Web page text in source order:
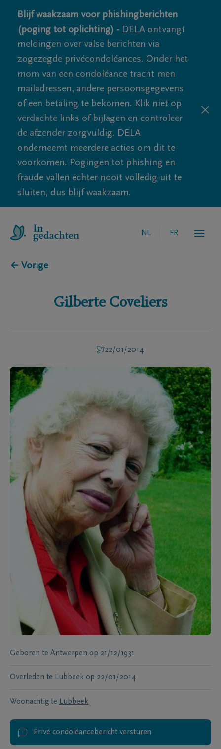
Blijf waakzaam voor phishingberichten
(poging tot oplichting) - DELA ontvangt
meldingen over valse berichten via
zogezegde privécondoléances. Onder het
mom van een condoléance tracht men
mailadressen, andere persoonsgegevens
of een betaling te bekomen. Klik niet op
verdachte links of bijlagen en controleer
de afzender zorgvuldig. DELA
onderneemt meerdere acties om dit te
voorkomen. Pogingen tot phishing en
fraude vallen echter nooit volledig uit te
sluiten, dus blijf waakzaam.
NL FR
← Vorige
Gilberte Coveliers
22/01/2014
Geboren te Antwerpen op 21/12/1931
Overleden te Lubbeek op 22/01/2014
Woonachtig te Lubbeek
Privé condoléancebericht versturen